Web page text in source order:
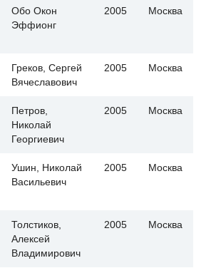
Обо Окон
Эффионг
2005 Москва
Греков, Сергей
Вячеславович
2005 Москва
Петров,
Николай
Георгиевич
2005 Москва
Ушин, Николай
Васильевич
2005 Москва
Толстиков,
Алексей
Владимирович
2005 Москва